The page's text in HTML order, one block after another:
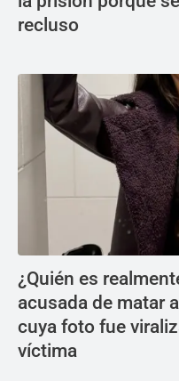
recluso
¿Quién es
acusada de matar
cuya foto fue
víctima